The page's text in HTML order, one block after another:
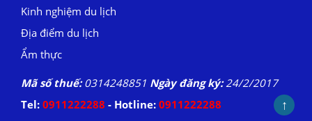
Kinh nghiệm du lịch
Địa điểm du lịch
Ẩm thực
Mã số thuế:0314248851 Ngày đăng ký:24/2/2017
Tel: 0911222288 - Hotline: 0911222288
↑